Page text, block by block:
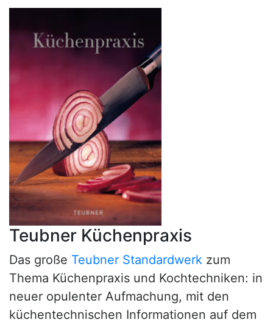
Teubner Küchenpraxis
Das große Teubner Standardwerk zum
Thema Küchenpraxis und Kochtechniken: in
neuer opulenter Aufmachung, mit den
küchentechnischen Informationen auf dem